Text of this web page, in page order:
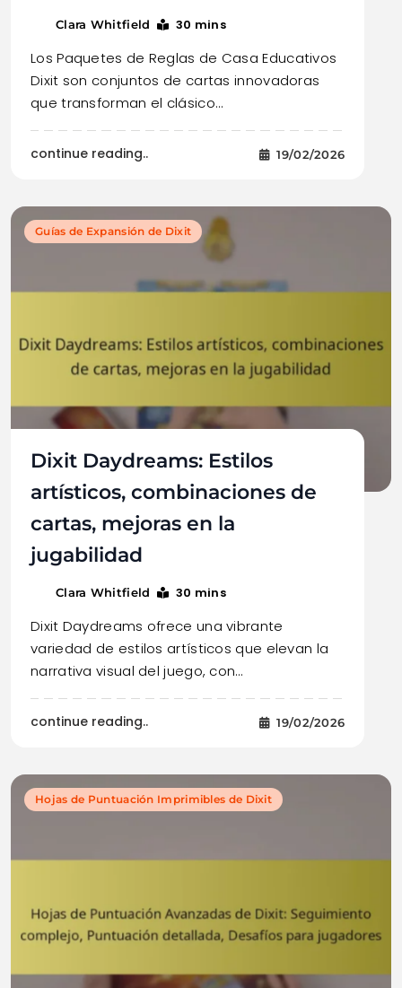
Clara Whitfield 30 mins
Los Paquetes de Reglas de Casa Educativos
Dixit son conjuntos de cartas innovadoras
que transforman el clásico…
continue reading.. 19/02/2026
Guías de Expansión de Dixit
Dixit Daydreams: Estilos
artísticos, combinaciones de
cartas, mejoras en la
jugabilidad
Clara Whitfield 30 mins
Dixit Daydreams ofrece una vibrante
variedad de estilos artísticos que elevan la
narrativa visual del juego, con…
continue reading.. 19/02/2026
Hojas de Puntuación Imprimibles de Dixit